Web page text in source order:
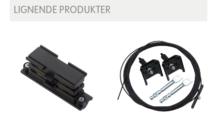
LIGNENDE PRODUKTER